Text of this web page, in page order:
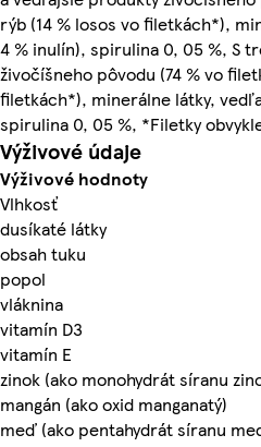
rýb (14 % losos vo filetkách*),
4 % inulín), spirulina 0, 05 %, S
živočíšneho pôvodu (74 % vo
filetkách*), minerálne látky,
spirulina 0, 05 %, *Filetky
Výživové údaje
Výživové hodnoty
Vlhkosť
dusíkaté látky
obsah tuku
popol
vláknina
vitamín D3
vitamín E
zinok (ako monohydrát síranu
mangán (ako oxid manganatý)
meď (ako pentahydrát síranu